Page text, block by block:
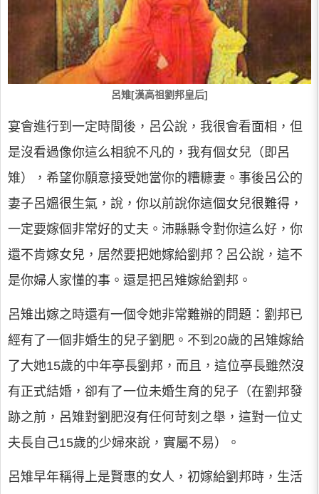
呂雉[漢高祖劉邦皇后]
宴會進行到一定時間後，呂公說，我很會看面相，但
是沒看過像你這么相貌不凡的，我有個女兒（即呂
雉），希望你願意接受她當你的糟糠妻。事後呂公的
妻子呂媼很生氣，說，你以前說你這個女兒很難得，
一定要嫁個非常好的丈夫。沛縣縣令對你這么好，你
還不肯嫁女兒，居然要把她嫁給劉邦？呂公說，這不
是你婦人家懂的事。還是把呂雉嫁給劉邦。
呂雉出嫁之時還有一個令她非常難辦的問題：劉邦已
經有了一個非婚生的兒子劉肥。不到20歲的呂雉嫁給
了大她15歲的中年亭長劉邦，而且，這位亭長雖然沒
有正式結婚，卻有了一位未婚生育的兒子（在劉邦發
跡之前，呂雉對劉肥沒有任何苛刻之舉，這對一位丈
夫長自己15歲的少婦來說，實屬不易）。
呂雉早年稱得上是賢惠的女人，初嫁給劉邦時，生活